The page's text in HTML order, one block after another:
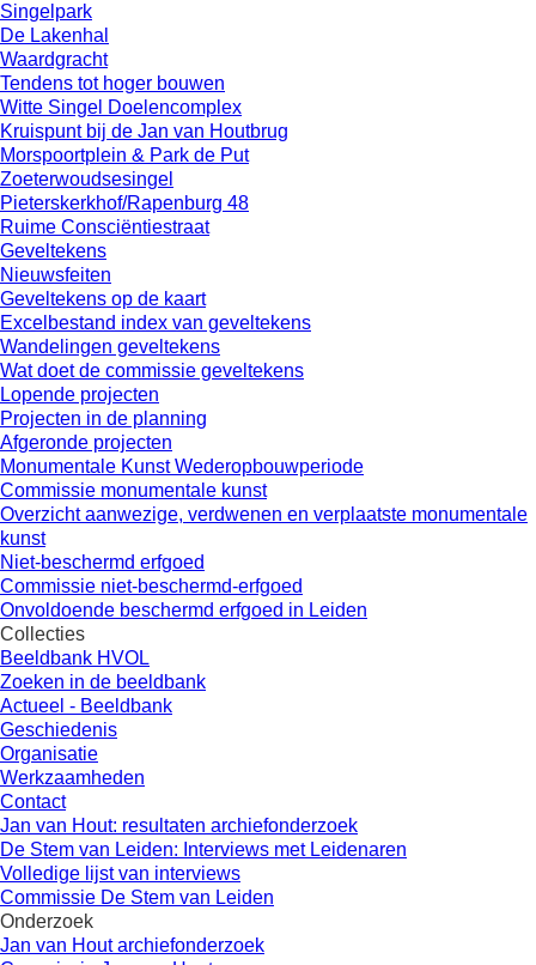
Singelpark
De Lakenhal
Waardgracht
Tendens tot hoger bouwen
Witte Singel Doelencomplex
Kruispunt bij de Jan van Houtbrug
Morspoortplein & Park de Put
Zoeterwoudsesingel
Pieterskerkhof/Rapenburg 48
Ruime Consciëntiestraat
Geveltekens
Nieuwsfeiten
Geveltekens op de kaart
Excelbestand index van geveltekens
Wandelingen geveltekens
Wat doet de commissie geveltekens
Lopende projecten
Projecten in de planning
Afgeronde projecten
Monumentale Kunst Wederopbouwperiode
Commissie monumentale kunst
Overzicht aanwezige, verdwenen en verplaatste monumentale
kunst
Niet-beschermd erfgoed
Commissie niet-beschermd-erfgoed
Onvoldoende beschermd erfgoed in Leiden
Collecties
Beeldbank HVOL
Zoeken in de beeldbank
Actueel - Beeldbank
Geschiedenis
Organisatie
Werkzaamheden
Contact
Jan van Hout: resultaten archiefonderzoek
De Stem van Leiden: Interviews met Leidenaren
Volledige lijst van interviews
Commissie De Stem van Leiden
Onderzoek
Jan van Hout archiefonderzoek